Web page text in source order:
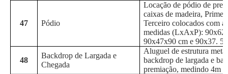
47 Pódio
Locação de pódio de
caixas de madeira,
Terceiro colocados com
medidas (LxAxP):
90x47x90 cm e 90x37.
48
Backdrop de Largada e
Chegada
Aluguel de estrutura
backdrop de largada e
premiação, medindo 4m